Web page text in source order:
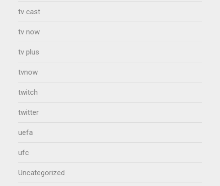
tv cast
tv now
tv plus
tvnow
twitch
twitter
uefa
ufc
Uncategorized